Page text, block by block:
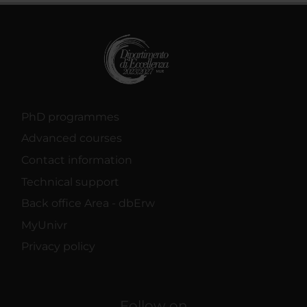
PhD programmes
Advanced courses
Contact information
Technical support
Back office Area - dbErw
MyUnivr
Privacy policy